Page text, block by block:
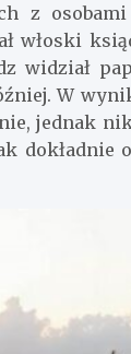
z
włoski
widział
W
jednak
dokładnie